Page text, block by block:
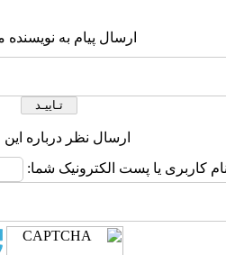
ارسال پیام به
ارسال نظر درباره این
نام کاربری یا پست الکترونیک شما: